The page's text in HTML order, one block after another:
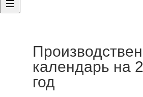
календарь на
год